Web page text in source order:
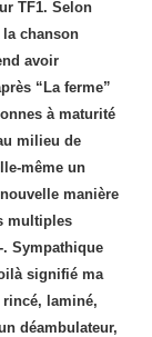
TF1. Selon
chanson
avoir
“La ferme”
à maturité
milieu de
même un
manière
multiples
Sympathique
signifié ma
laminé,
déambulateur,